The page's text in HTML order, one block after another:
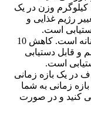
کیلوگرم وزن در یک
غذایی و
است.
این هدف واقع‌بینانه است. کاهش 10
دستیابی
است.
بازه زمانی
به شما
و در صورت